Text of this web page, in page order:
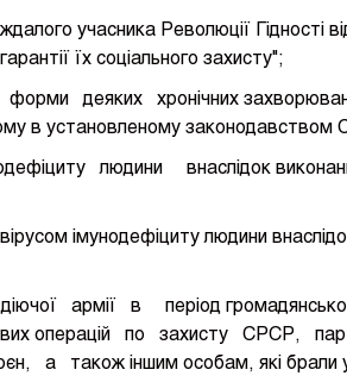
учасника Революції Гідності
їх соціального захисту";
деяких хронічних
в установленому законодавством
людини внаслідок
імунодефіциту людини
армії в період громадянської
операцій по захисту СРСР,
а також іншим особам, які брали